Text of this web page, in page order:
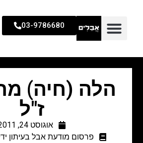
03-9786680
הלה (חיה)
ז"ל
אוגוסט 24, 2011
פרסום מודעת אבל בעיתון